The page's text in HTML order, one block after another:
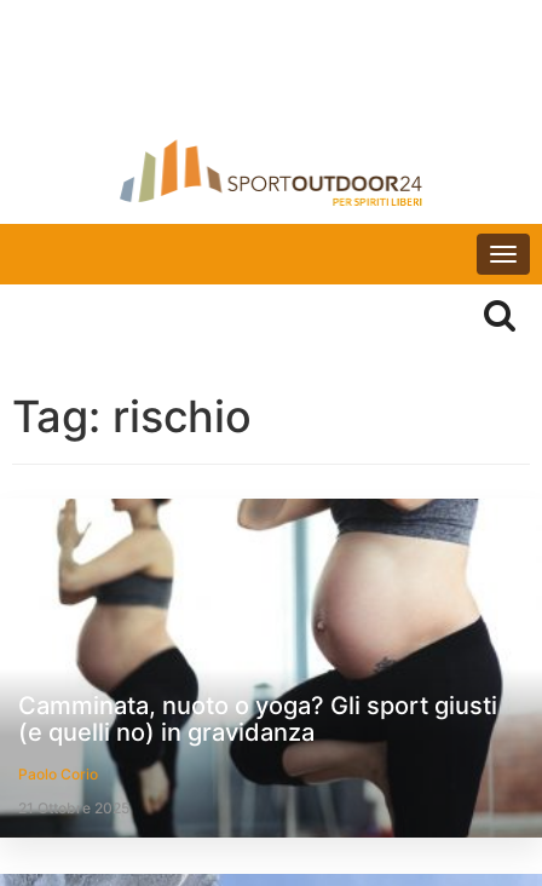
Tag: rischio
Camminata, nuoto o yoga? Gli sport giusti
(e quelli no) in gravidanza
Paolo Corio
21 Ottobre 2025